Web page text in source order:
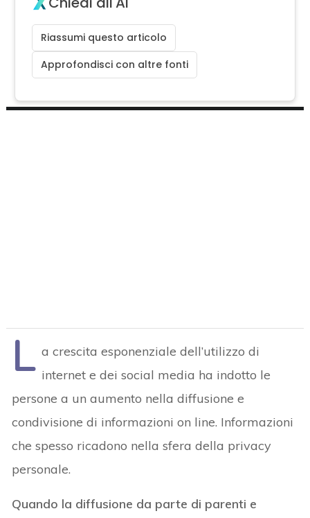
Riassumi questo articolo
Approfondisci con altre fonti
L a crescita esponenziale dell’utilizzo di
internet e dei social media ha indotto le
persone a un aumento nella diffusione e
condivisione di informazioni on line. Informazioni
che spesso ricadono nella sfera della privacy
personale.
Quando la diffusione da parte di parenti e